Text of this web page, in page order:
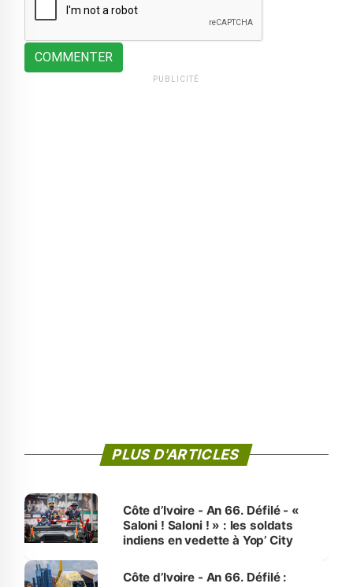
COMMENTER
PUBLICITÉ
PLUS D'ARTICLES
Côte d’Ivoire - An 66. Défilé - «
Saloni ! Saloni ! » : les soldats
indiens en vedette à Yop’ City
Côte d’Ivoire - An 66. Défilé :